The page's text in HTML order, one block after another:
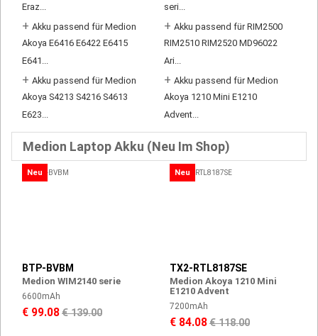
Eraz...
seri...
+ Akku passend für Medion
Akoya E6416 E6422 E6415
E641...
+ Akku passend für RIM2500
RIM2510 RIM2520 MD96022
Ari...
+ Akku passend für Medion
Akoya S4213 S4216 S4613
E623...
+ Akku passend für Medion
Akoya 1210 Mini E1210
Advent...
Medion Laptop Akku (Neu Im Shop)
Neu
BTP-BVBM
Medion WIM2140 serie
6600mAh
€ 99.08€ 139.00
Neu
TX2-RTL8187SE
Medion Akoya 1210 Mini
E1210 Advent
7200mAh
€ 84.08€ 118.00